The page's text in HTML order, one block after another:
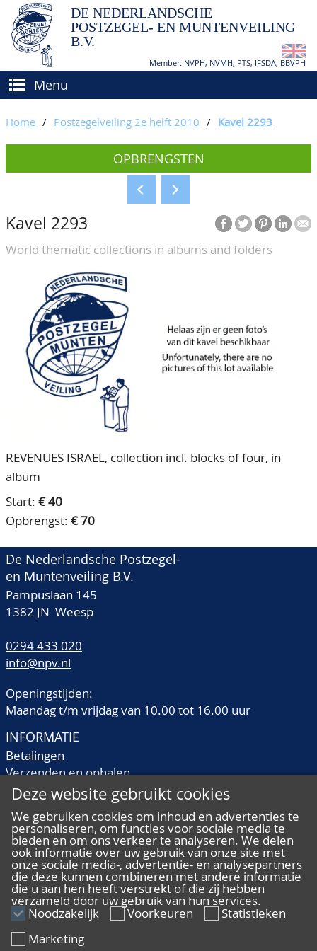
DE NEDERLANDSCHE
POSTZEGEL- EN MUNTENVEILING
B.V.
Member: NVPH, NVMH, PTS, IFSDA, BBVPH
Menu
(VER)KOPEN
Hoe verkopen?
Voorwaarden
BIEDEN
CATALOGI/OPBRENGSTEN
KEURINGSDIENST
AGENDA
OVER ONS
Ons Team
80 jarig bestaan
CONTACT
ACCOUNT
Home / Postzegelveiling 2e helft 2010 / Kavel 2293
OPBRENGSTEN
Kavel 2293
World thematic collections in albums and folders
REVENUES ISRAEL, collection incl. blocks of four, in
album
Start: € 40
Opbrengst: € 70
De Nederlandsche Postzegel-
en Muntenveiling B.V.
Pampuslaan 145
1382 JN Weesp
0294 433 020
info@npv.nl
Openingstijden:
Maandag t/m vrijdag van 10.00 tot 16.00 uur
INFORMATIE
Betalingen
Verzenden en ophalen
Veilingtermen
Kwaliteitsomschrijvingen
Veelgestelde vragen
ALGEMEEN
Algemene voorwaarden
Deze website gebruikt cookies
We gebruiken cookies om inhoud en advertenties te
personaliseren, om functies voor sociale media te
bieden en om ons verkeer te analyseren. We delen
ook informatie over uw gebruik van onze site met
onze sociale media-, advertentie- en analysepartners
die deze kunnen combineren met andere informatie
die u aan hen heeft verstrekt of die zij hebben
verzameld door uw gebruik van hun services.
Noodzakelijk Voorkeuren
Statistieken
Marketing